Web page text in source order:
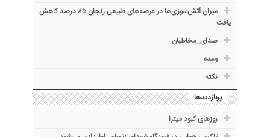
میزان آتش‌سوزی‌ها در عرصه‌های طبیعی زنجان ۸۵ درصد کاهش
یافت
صدای_مخاطبان
وعده
نکته
پربازدیدها
روزهای کبود میترا